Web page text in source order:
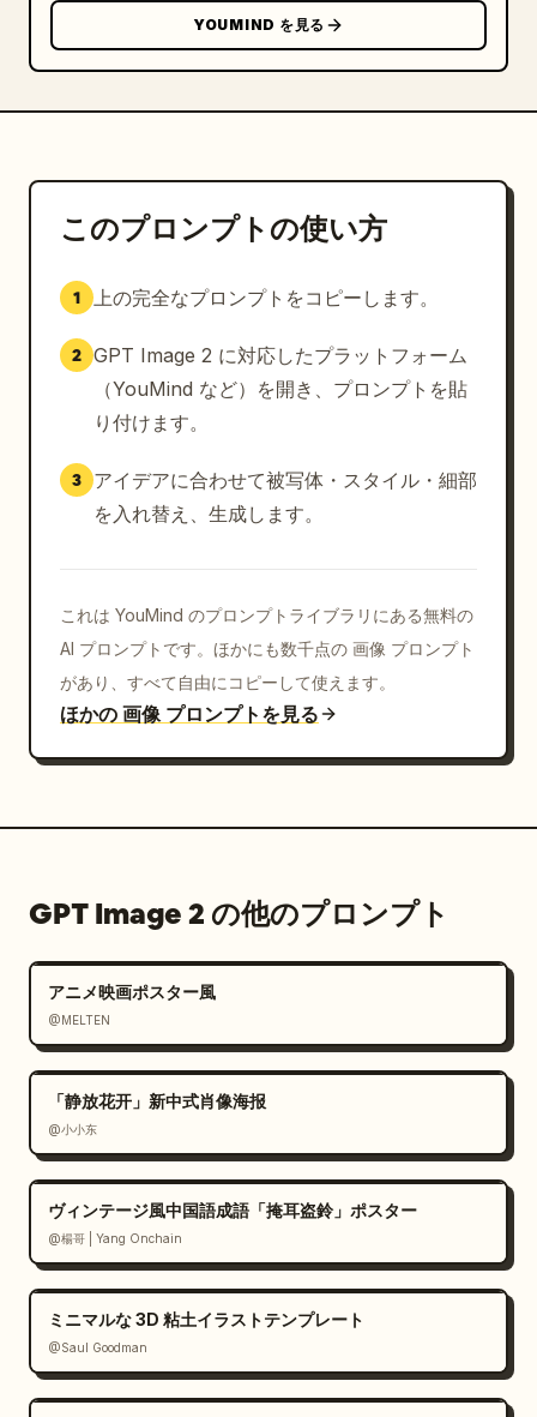
YOUMIND を見る
このプロンプトの使い方
1 上の完全なプロンプトをコピーします。
2 GPT Image 2 に対応したプラットフォーム
（YouMind など）を開き、プロンプトを貼
り付けます。
3
アイデアに合わせて被写体・スタイル・細部
を入れ替え、生成します。
これは YouMind のプロンプトライブラリにある無料の
AI プロンプトです。ほかにも数千点の 画像 プロンプト
があり、すべて自由にコピーして使えます。
ほかの 画像 プロンプトを見る
GPT Image 2 の他のプロンプト
アニメ映画ポスター風
@MELTEN
「静放花开」新中式肖像海报
@小小东
ヴィンテージ風中国語成語「掩耳盗鈴」ポスター
@楊哥 | Yang Onchain
ミニマルな 3D 粘土イラストテンプレート
@Saul Goodman